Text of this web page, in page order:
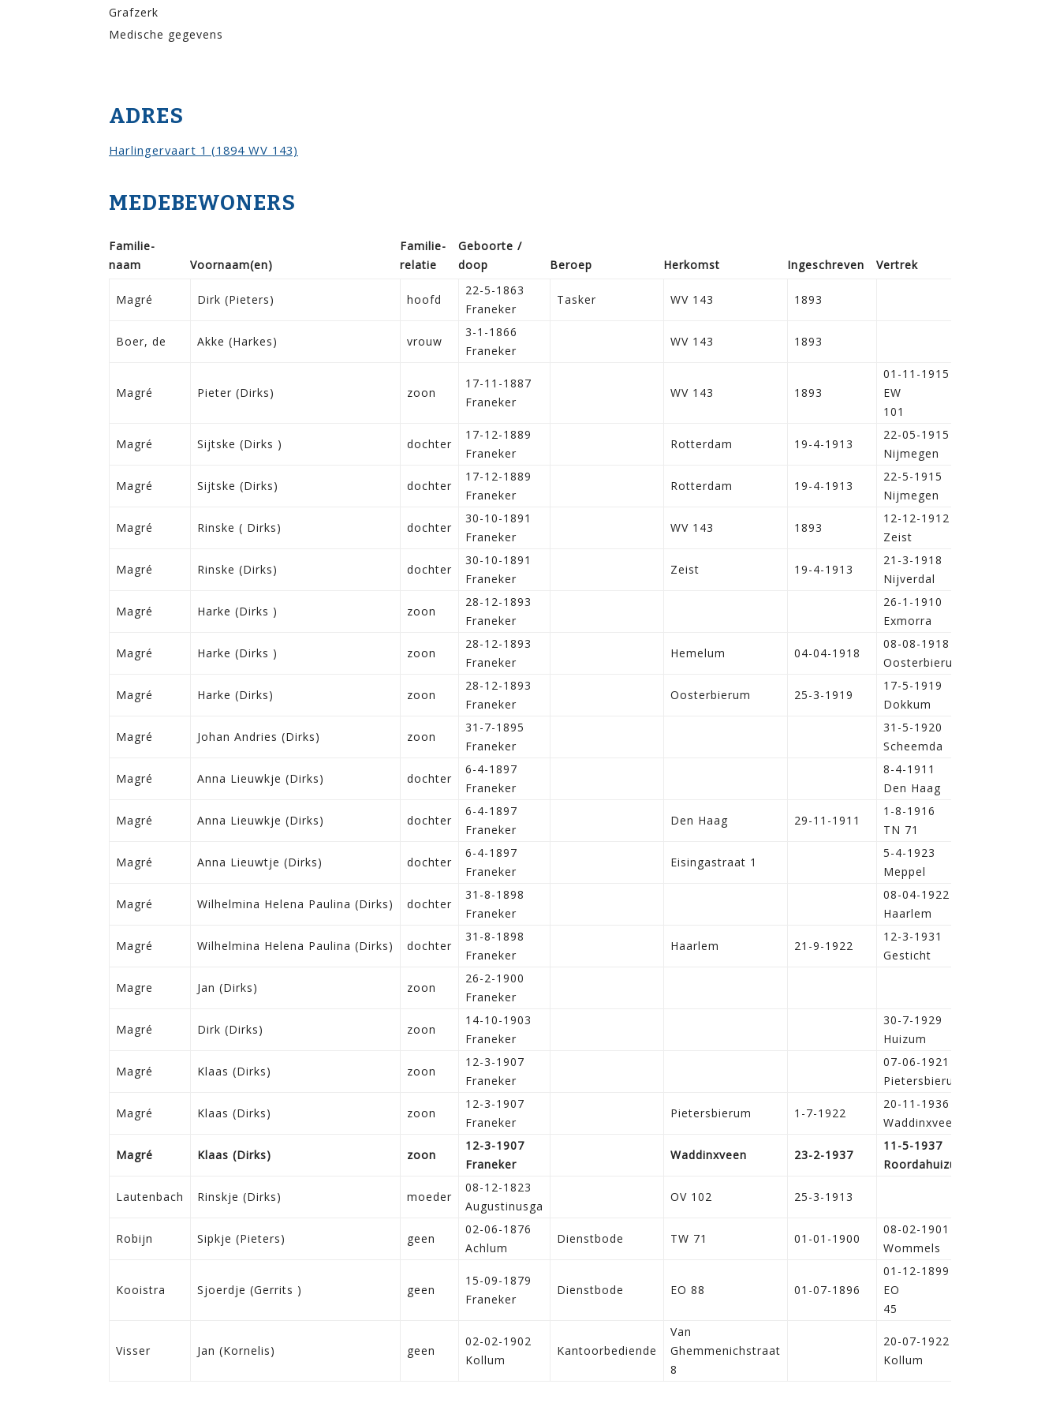
Grafzerk
Medische gegevens
ADRES
Harlingervaart 1 (1894 WV 143)
MEDEBEWONERS
Familie­
naam
Voor­naam(en)
Familie­
relatie
Geboorte /
doop
Beroep Herkomst Ingeschreven Vertrek
Magré Dirk (Pieters) hoofd
22-5-1863
Franeker
Tasker WV 143 1893
Boer, de Akke (Harkes) vrouw
3-1-1866
Franeker
WV 143 1893
Magré Pieter (Dirks) zoon
17-11-1887
Franeker
WV 143 1893
01-11-1915
EW
101
Magré Sijtske (Dirks ) dochter
17-12-1889
Franeker
Rotterdam 19-4-1913
22-05-1915
Nijmegen
Magré Sijtske (Dirks) dochter
17-12-1889
Franeker
Rotterdam 19-4-1913
22-5-1915
Nijmegen
Magré Rinske ( Dirks) dochter
30-10-1891
Franeker
WV 143 1893
12-12-1912
Zeist
Magré Rinske (Dirks) dochter
30-10-1891
Franeker
Zeist 19-4-1913
21-3-1918
Nijverdal
Magré Harke (Dirks ) zoon
28-12-1893
Franeker
26-1-1910
Exmorra
Magré Harke (Dirks ) zoon
28-12-1893
Franeker
Hemelum 04-04-1918
08-08-1918
Oosterbierum
Magré Harke (Dirks) zoon
28-12-1893
Franeker
Oosterbierum 25-3-1919
17-5-1919
Dokkum
Magré Johan Andries (Dirks) zoon
31-7-1895
Franeker
31-5-1920
Scheemda
Magré Anna Lieuwkje (Dirks) dochter
6-4-1897
Franeker
8-4-1911
Den Haag
Magré Anna Lieuwkje (Dirks) dochter
6-4-1897
Franeker
Den Haag 29-11-1911
1-8-1916
TN 71
Magré Anna Lieuwtje (Dirks) dochter
6-4-1897
Franeker
Eisingastraat 1
5-4-1923
Meppel
Magré Wilhelmina Helena Paulina (Dirks) dochter
31-8-1898
Franeker
08-04-1922
Haarlem
Magré Wilhelmina Helena Paulina (Dirks) dochter
31-8-1898
Franeker
Haarlem 21-9-1922
12-3-1931
Gesticht
Magre Jan (Dirks) zoon
26-2-1900
Franeker
Magré Dirk (Dirks) zoon
14-10-1903
Franeker
30-7-1929
Huizum
Magré Klaas (Dirks) zoon
12-3-1907
Franeker
07-06-1921
Pietersbierum
Magré Klaas (Dirks) zoon
12-3-1907
Franeker
Pietersbierum 1-7-1922
20-11-1936
Waddinxveen
Magré Klaas (Dirks) zoon
12-3-1907
Franeker
Waddinxveen 23-2-1937
11-5-1937
Roordahuizum
Lautenbach Rinskje (Dirks) moeder
08-12-1823
Augustinusga
OV 102 25-3-1913
Robijn Sipkje (Pieters) geen
02-06-1876
Achlum
Dienstbode TW 71 01-01-1900
08-02-1901
Wommels
Kooistra Sjoerdje (Gerrits ) geen
15-09-1879
Franeker
Dienstbode EO 88 01-07-1896
01-12-1899
EO
45
Visser Jan (Kornelis) geen
02-02-1902
Kollum
Kantoorbediende
Van
Ghemmenichstraat
8
20-07-1922
Kollum